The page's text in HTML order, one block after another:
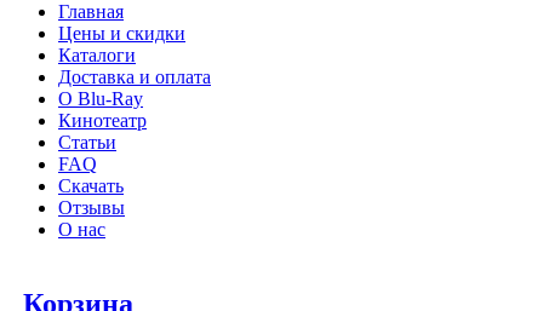
Главная
Цены и скидки
Каталоги
Доставка и оплата
О Blu-Ray
Кинотеатр
Статьи
FAQ
Скачать
Отзывы
О нас
Корзина